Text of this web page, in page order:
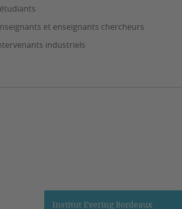
étudiants
et enseignants chercheurs
industriels
Institut Evering Bordeaux